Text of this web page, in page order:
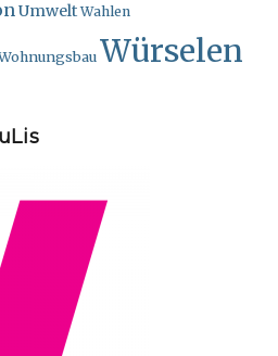
Umwelt Wahlen
Würselen